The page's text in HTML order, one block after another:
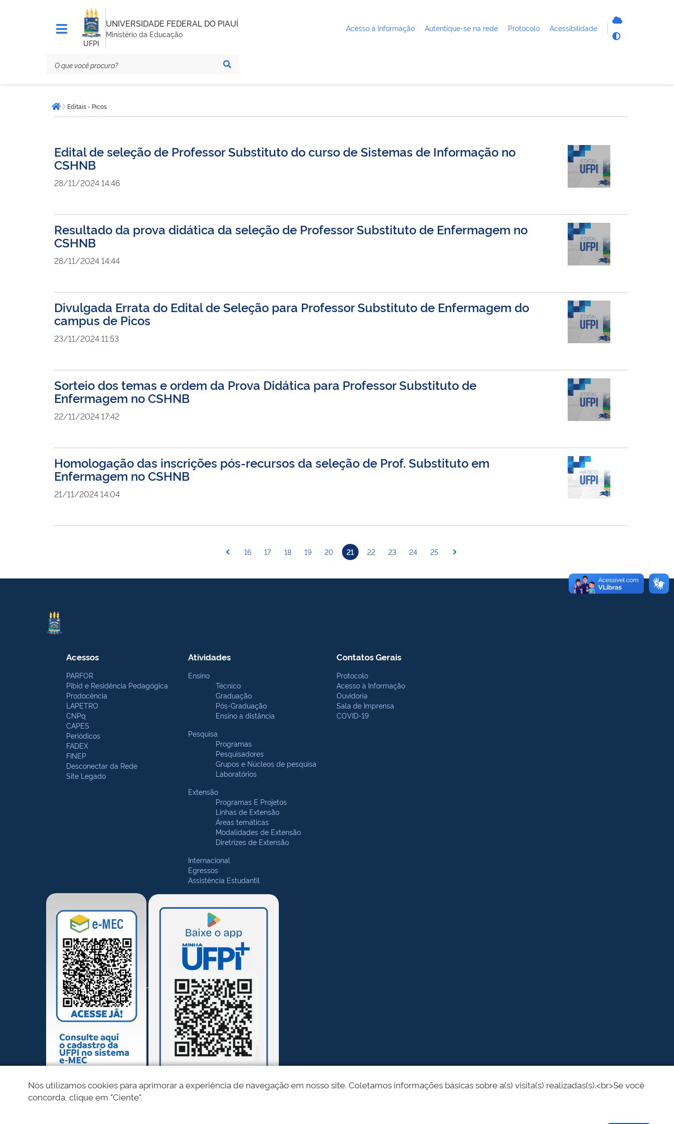
UFPI
UNIVERSIDADE FEDERAL DO PIAUÍ
Ministério da Educação
Acesso à Informação Autentique-se na rede Protocolo Acessibilidade
está
aqui:Página inicial
Editais - Picos
Edital de seleção de Professor Substituto do curso de Sistemas de Informação no
CSHNB
28/11/2024 14:46
Resultado da prova didática da seleção de Professor Substituto de Enfermagem no
CSHNB
28/11/2024 14:44
Divulgada Errata do Edital de Seleção para Professor Substituto de Enfermagem do
campus de Picos
23/11/2024 11:53
Sorteio dos temas e ordem da Prova Didática para Professor Substituto de
Enfermagem no CSHNB
22/11/2024 17:42
Homologação das inscrições pós-recursos da seleção de Prof. Substituto em
Enfermagem no CSHNB
21/11/2024 14:04
16 17 18 19 20 21 22 23 24 25
Acessos
PARFOR
Pibid e Residência Pedagógica
Prodocência
LAPETRO
CNPq
CAPES
Periódicos
FADEX
FINEP
Desconectar da Rede
Site Legado
Atividades
Ensino
Técnico
Graduação
Pós-Graduação
Ensino a distância
Pesquisa
Programas
Pesquisadores
Grupos e Núcleos de pesquisa
Laboratórios
Extensão
Programas E Projetos
Linhas de Extensão
Áreas temáticas
Modalidades de Extensão
Diretrizes de Extensão
Internacional
Egressos
Assistência Estudantil
Contatos Gerais
Protocolo
Acesso à Informação
Ouvidoria
Sala de Imprensa
COVID-19
Nós utilizamos cookies para aprimorar a experiência de navegação em nosso site. Coletamos informações básicas sobre a(s) visita(s) realizadas(s).<br>Se você
concorda, clique em "Ciente".